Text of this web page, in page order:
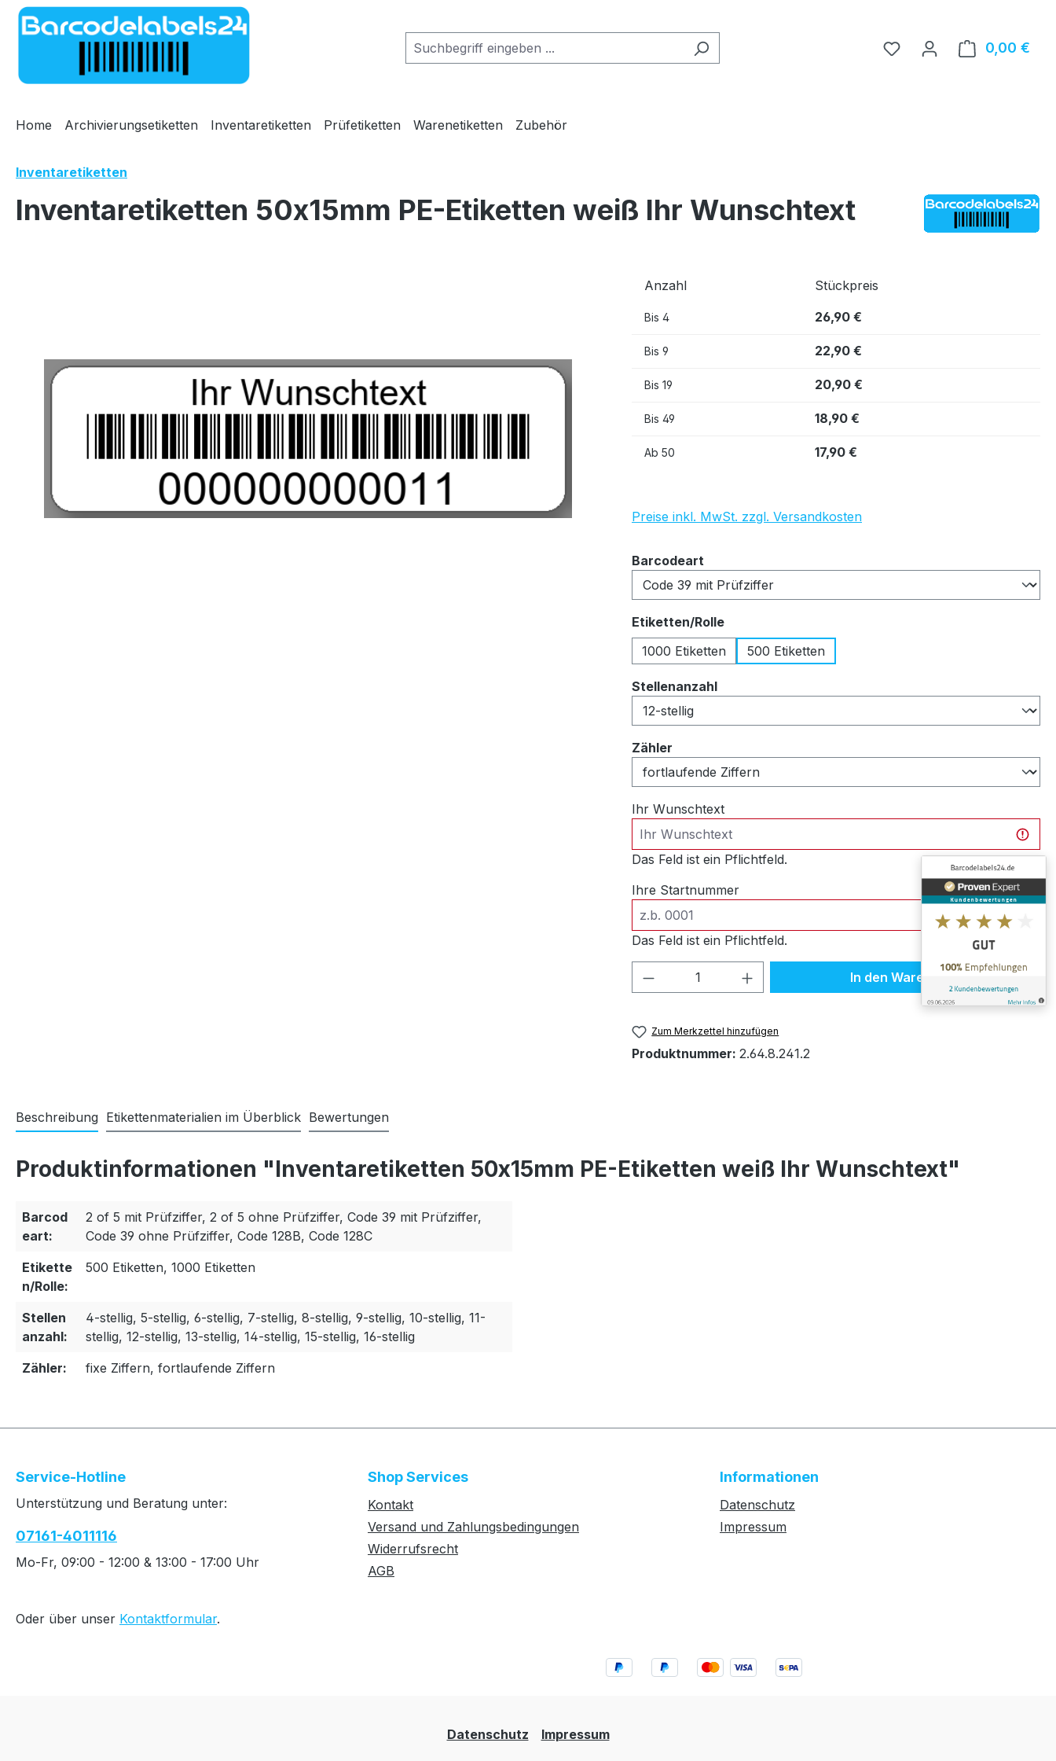
Hauptinhalt springen
Zur Suche springen
Zur Hauptnavigation springen
0,00 €
Home Archivierungsetiketten Inventaretiketten Prüfetiketten Warenetiketten Zubehör
Inventaretiketten
Inventaretiketten 50x15mm PE-Etiketten weiß Ihr Wunschtext
Anzahl Stückpreis
Bis 4 26,90 €
Bis 9 22,90 €
Bis 19 20,90 €
Bis 49 18,90 €
Ab 50 17,90 €
Preise inkl. MwSt. zzgl. Versandkosten
Barcodeart
Etiketten/Rolleauswählen
1000 Etiketten
500 Etiketten
Stellenanzahlauswählen
Zähler
Ihr Wunschtext
Das Feld ist ein Pflichtfeld.
Ihre Startnummer
Das Feld ist ein Pflichtfeld.
Produkt Anzahl: Gib den gewünschten Wert
In den Warenkorb
Zum Merkzettel hinzufügen
Produktnummer: 2.64.8.241.2
Beschreibung Etikettenmaterialien im Überblick Bewertungen
Produktinformationen "Inventaretiketten 50x15mm PE-Etiketten weiß Ihr Wunschtext"
Barcod
eart:
2 of 5 mit Prüfziffer, 2 of 5 ohne Prüfziffer, Code 39 mit Prüfziffer,
Code 39 ohne Prüfziffer, Code 128B, Code 128C
Etikette
n/Rolle:
500 Etiketten, 1000 Etiketten
Stellen
anzahl:
4-stellig, 5-stellig, 6-stellig, 7-stellig, 8-stellig, 9-stellig, 10-stellig, 11-
stellig, 12-stellig, 13-stellig, 14-stellig, 15-stellig, 16-stellig
Zähler:
fixe Ziffern, fortlaufende Ziffern
Service-Hotline
Unterstützung und Beratung unter:
07161-4011116
Mo-Fr, 09:00 - 12:00 & 13:00 - 17:00 Uhr
Oder über unser Kontaktformular.
Shop Services
Kontakt
Versand und Zahlungsbedingungen
Widerrufsrecht
AGB
Informationen
Datenschutz
Impressum
Datenschutz Impressum